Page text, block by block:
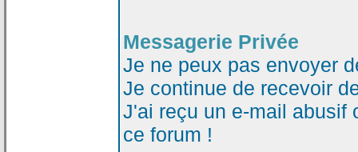
Messagerie Privée
Je ne peux pas envoyer
Je continue de recevoir
J'ai reçu un e-mail abusif
ce forum !